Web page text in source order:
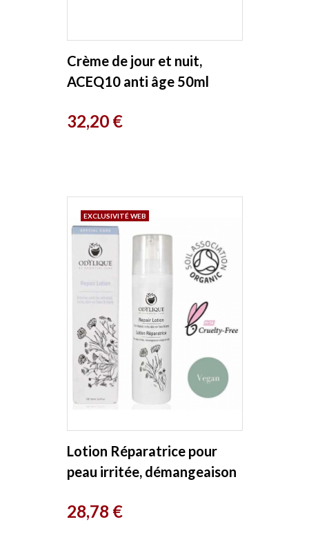
Crème de jour et nuit,
ACEQ10 anti âge 50ml
Prix
32,20 €
Lotion Réparatrice pour
peau irritée, démangeaison
Prix
28,78 €
EXCLUSIVITÉ WEB